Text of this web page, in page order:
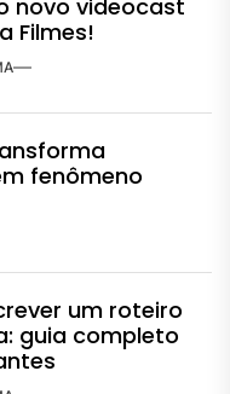
novo videocast
Filmes!
fenômeno
um roteiro
guia completo